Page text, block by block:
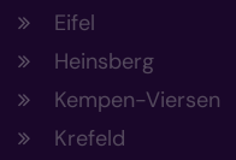
Eifel
Heinsberg
Kempen-Viersen
Krefeld